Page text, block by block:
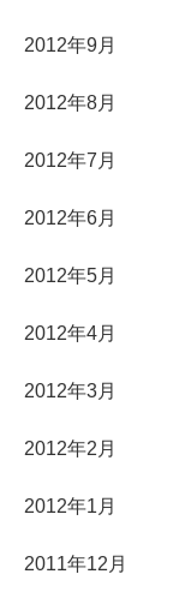
2012年9月
2012年8月
2012年7月
2012年6月
2012年5月
2012年4月
2012年3月
2012年2月
2012年1月
2011年12月